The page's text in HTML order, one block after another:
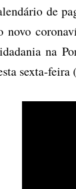
de
novo
na
sexta-feira